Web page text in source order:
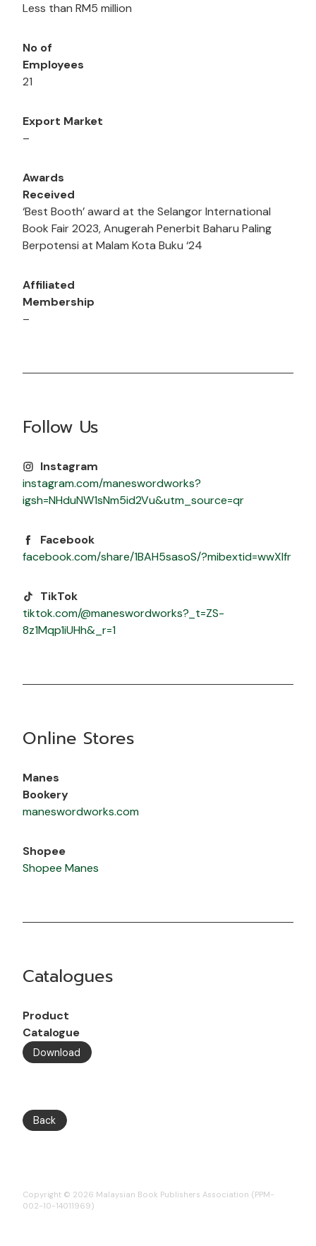
Less than RM5 million
No of
Employees
21
Export Market
–
Awards
Received
‘Best Booth’ award at the Selangor International
Book Fair 2023, Anugerah Penerbit Baharu Paling
Berpotensi at Malam Kota Buku ‘24
Affiliated
Membership
–
Follow Us
Instagram
instagram.com/maneswordworks?
igsh=NHduNW1sNm5id2Vu&utm_source=qr
Facebook
facebook.com/share/1BAH5sasoS/?mibextid=wwXIfr
TikTok
tiktok.com/@maneswordworks?_t=ZS-
8z1Mqp1iUHh&_r=1
Online Stores
Manes
Bookery
maneswordworks.com
Shopee
Shopee Manes
Catalogues
Product
Catalogue
Download
Back
Copyright © 2026 Malaysian Book Publishers Association (PPM-
002-10-14011969)